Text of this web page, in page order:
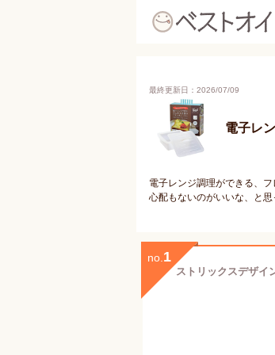
最終更新日：2026/07/09
電子レ
電子レンジ調理ができる、
心配もないのがいいな、と思
no. 1